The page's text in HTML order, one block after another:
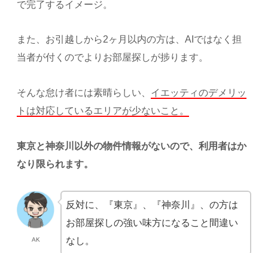
で完了するイメージ。
また、お引越しから2ヶ月以内の方は、AIではなく担
当者が付くのでよりお部屋探しが捗ります。
そんな怠け者には素晴らしい、 イエッティのデメリッ
トは対応しているエリアが少ないこと。
東京と神奈川以外の物件情報がないので、利用者はか
なり限られます。
AK
反対に、『東京』、『神奈川』、の方は
お部屋探しの強い味方になること間違い
なし。